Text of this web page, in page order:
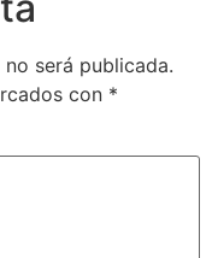
será publicada.
con *